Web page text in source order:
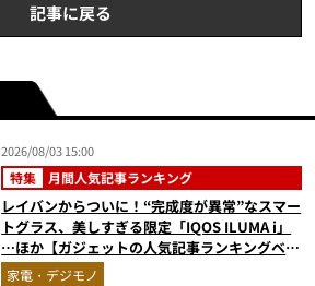
記事に戻る
2026/08/03 15:00
特集 月間人気記事ランキング
レイバンからついに！“完成度が異常”なスマー
トグラス、美しすぎる限定「IQOS ILUMA i」
…ほか【ガジェットの人気記事ランキングベス
ト3】（2026年6月版）
家電・デジモノ